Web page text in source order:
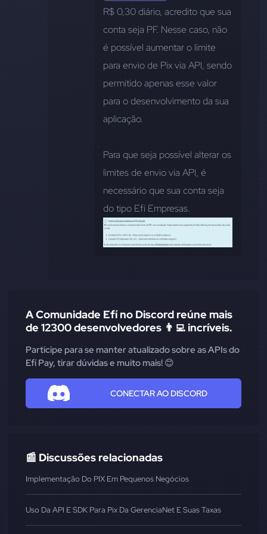
R$ 0,30 diário, acredito que sua
conta seja PF. Nesse caso, não
é possível aumentar o limite
para envio de Pix via API, sendo
permitido apenas esse valor
para o desenvolvimento da sua
aplicação.
Para que seja possível alterar os
limites de envio via API, é
necessário que sua conta seja
do tipo Efí Empresas.
A Comunidade Efí no Discord reúne mais
de 12300 desenvolvedores 👨‍💻 incríveis.
Participe para se manter atualizado sobre as APIs do
Efí Pay, tirar dúvidas e muito mais! 😊
CONECTAR AO DISCORD
📰 Discussões relacionadas
Implementação Do PIX Em Pequenos Negócios
Uso Da API E SDK Para Pix Da GerenciaNet E Suas Taxas